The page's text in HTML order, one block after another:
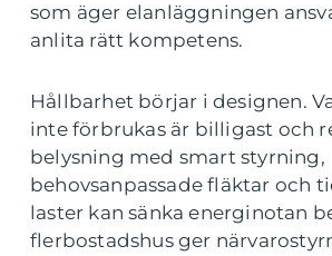
som äger elanläggningen
anlita rätt kompetens.
Hållbarhet börjar i designen.
inte förbrukas är billigast och
belysning med smart styrning,
behovsanpassade fläktar och
laster kan sänka energinotan
flerbostadshus ger